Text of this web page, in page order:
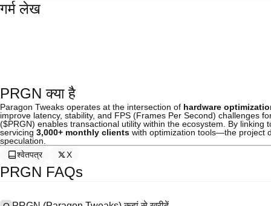
गर्म लेख
PRGN क्या है
Paragon Tweaks operates at the intersection of hardware
improve latency, stability, and FPS (Frames Per Second) challenges
($PRGN) enables transactional utility within the ecosystem. By
servicing 3,000+ monthly clients with optimization tools—the project
speculation.
श्वेतपत्र
X
PRGN FAQs